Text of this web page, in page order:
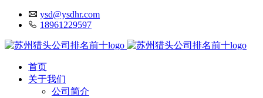
ysd@ysdhr.com
18961229597
首页
关于我们
公司简介